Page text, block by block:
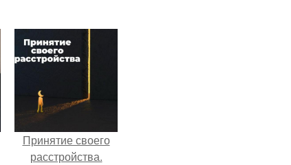
Принятие своего
расстройства.